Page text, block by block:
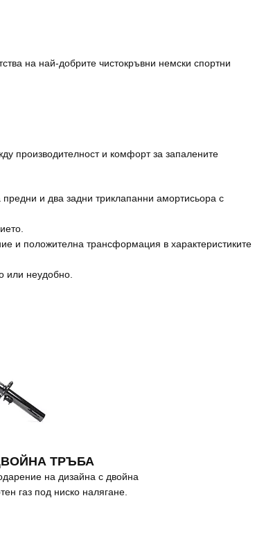
на най-добрите чистокръвни немски спортни
производителност и комфорт за запалените
и два задни триклапанни амортисьора с
и положителна трансформация в характеристиките
или неудобно.
ТРЪБА
на дизайна с двойна
газ под ниско налягане.